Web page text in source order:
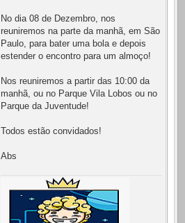
No dia 08 de Dezembro, nos
reuniremos na parte da manhã, em São
Paulo, para bater uma bola e depois
estender o encontro para um almoço!
Nos reuniremos a partir das 10:00 da
manhã, ou no Parque Vila Lobos ou no
Parque da Juventude!
Todos estão convidados!
Abs